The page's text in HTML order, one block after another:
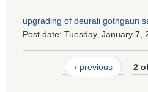
upgrading of deurali gothgaun
Post date: Tuesday, January 7,
‹ previous 2